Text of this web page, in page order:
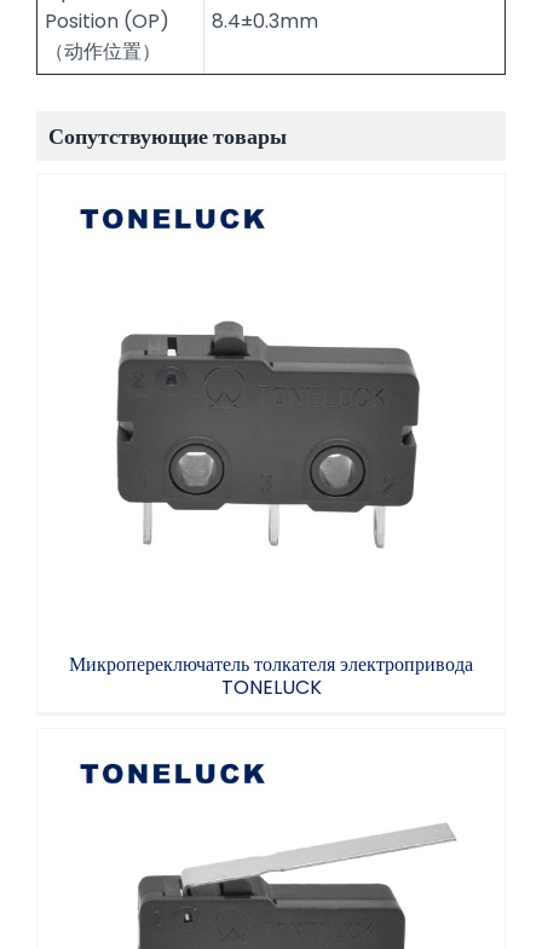
Position (OP)
（动作位置）
8.4±0.3mm
Сопутствующие товары
Микропереключатель толкателя
электропривода TONELUCK
Микропереключатель толкателя электропривода
TONELUCK